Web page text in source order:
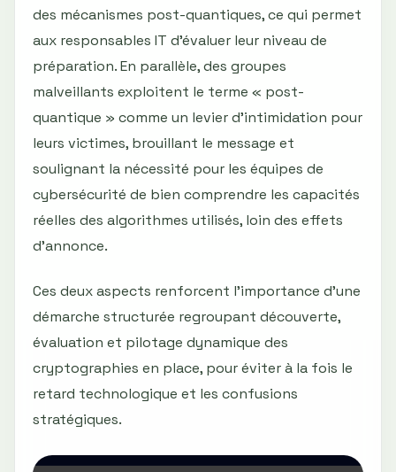
des mécanismes post-quantiques, ce qui permet
aux responsables IT d’évaluer leur niveau de
préparation. En parallèle, des groupes
malveillants exploitent le terme « post-
quantique » comme un levier d’intimidation pour
leurs victimes, brouillant le message et
soulignant la nécessité pour les équipes de
cybersécurité de bien comprendre les capacités
réelles des algorithmes utilisés, loin des effets
d’annonce.
Ces deux aspects renforcent l’importance d’une
démarche structurée regroupant découverte,
évaluation et pilotage dynamique des
cryptographies en place, pour éviter à la fois le
retard technologique et les confusions
stratégiques.